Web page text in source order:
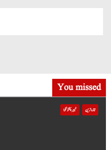
You missed
تازہ ترین خیبر پختونخوا